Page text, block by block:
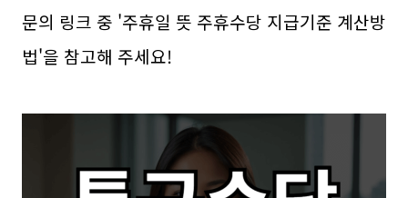
문의 링크 중 '주휴일 뜻 주휴수당 지급기준 계산방
법'을 참고해 주세요!